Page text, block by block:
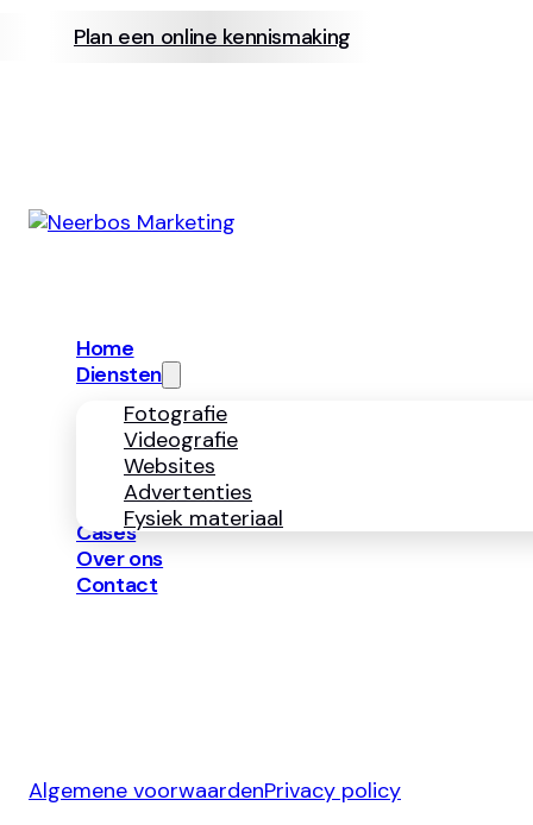
Plan een online kennismaking
Home
Diensten
Fotografie
Videografie
Websites
Advertenties
Fysiek materiaal
Cases
Over ons
Contact
Algemene voorwaardenPrivacy policy